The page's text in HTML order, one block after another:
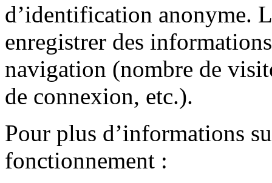
d’identification anonyme.
enregistrer des
navigation (nombre de
de connexion, etc.).
Pour plus d’informations
fonctionnement :